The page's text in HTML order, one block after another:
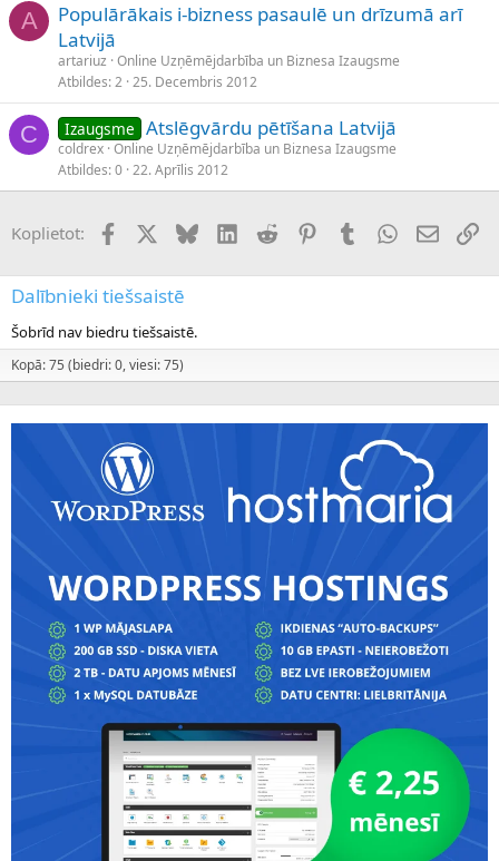
A
Populārākais i-bizness pasaulē un drīzumā arī
Latvijā
artariuz Online Uzņēmējdarbība un Biznesa Izaugsme
Atbildes 2 25. Decembris 2012
C Izaugsme Atslēgvārdu pētīšana Latvijā
coldrex Online Uzņēmējdarbība un Biznesa Izaugsme
Atbildes 0 22. Aprīlis 2012
Koplietot: FacebookX (Twitter)
BlueskyLinkedInReddit PinterestTumblrWhatsApp
E-pasts
Dalībnieki tiešsaistē
Šobrīd nav biedru tiešsaistē.
Kopā: 75 (biedri: 0, viesi: 75)